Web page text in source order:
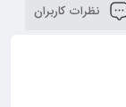
نظرات کاربران